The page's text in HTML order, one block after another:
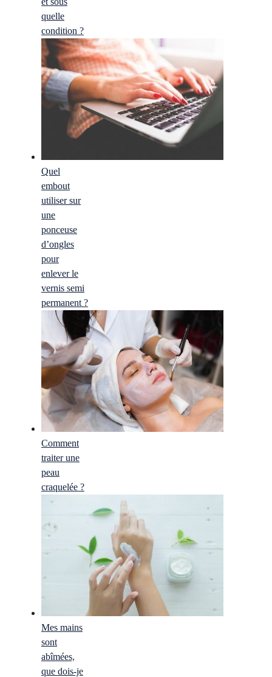
quelle
condition ?
Quel
embout
utiliser sur
une
ponceuse
d’ongles
pour
enlever le
vernis semi
permanent ?
Comment
traiter une
peau
craquelée ?
Mes mains
sont
abîmées,
que dois-je